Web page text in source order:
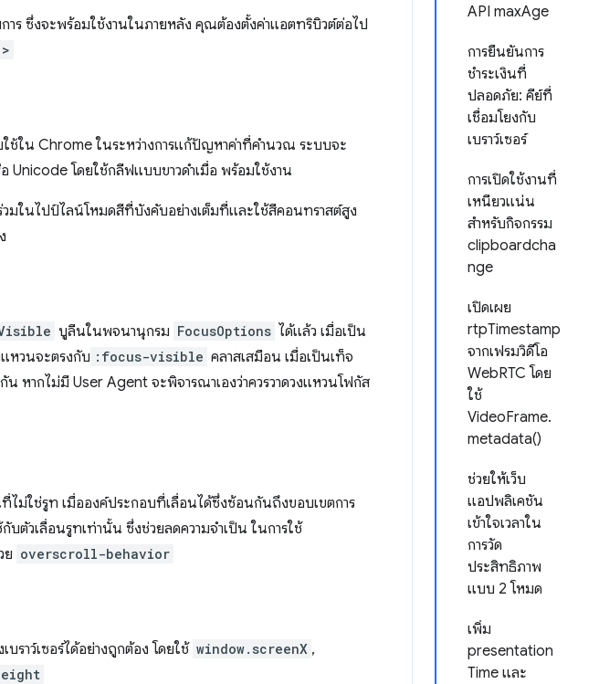
API maxAge
การยืนยันการ
ชำระเงินที่
ปลอดภัย: คีย์ที่
เชื่อมโยงกับ
เบราว์เซอร์
การเปิดใช้งานที่
เหนียวแน่น
สำหรับกิจกรรม
clipboardcha
nge
เปิดเผย
rtpTimestamp
จากเฟรมวิดีโอ
WebRTC โดย
ใช้
VideoFrame.
metadata()
ช่วยให้เว็บ
แอปพลิเคชัน
เข้าใจเวลาใน
การวัด
ประสิทธิภาพ
แบบ 2 โหมด
เพิ่ม
presentation
Time และ
าร ซึ่งจะพร้อมใช้งานในภายหลัง คุณต้องตั้งค่าแอตทริบิวต์ต่อไป
ใน Chrome ในระหว่างการแก้ปัญหาค่าที่คำนวณ ระบบจะ
โดยใช้กลีฟแบบขาวดำเมื่อ พร้อมใช้งาน
มในไปป์ไลน์โหมดสีที่บังคับอย่างเต็มที่และใช้สีคอนทราสต์สูง
บูลีนในพจนานุกรม FocusOptions ได้แล้ว เมื่อเป็น
หวนจะตรงกับ :focus-visible คลาสเสมือน เมื่อเป็นเท็จ
น หากไม่มี User Agent จะพิจารณาเองว่าควรวาดวงแหวนโฟกัส
ม่ใช่รูท เมื่อองค์ประกอบที่เลื่อนได้ซึ่งซ้อนกันถึงขอบเขตการ
ตัวเลื่อนรูทเท่านั้น ซึ่งช่วยลดความจำเป็น ในการใช้
ย overscroll-behavior
าว์เซอร์ได้อย่างถูกต้อง โดยใช้ window.screenX ,